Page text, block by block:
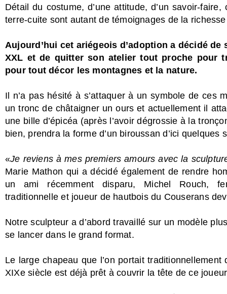
Détail du costume, d’une attitude, d’un savoir-
terre-cuite sont autant de témoignages de la
Aujourd’hui cet ariégeois d’adoption a décidé
XXL et de quitter son atelier tout proche pour
pour tout décor les montagnes et la nature.
Il n’a pas hésité à s’attaquer à un symbole de ces
un tronc de châtaigner un ours et actuellement il
une bille d’épicéa (après l’avoir dégrossie à la
bien, prendra la forme d’un biroussan d’ici quelques
«Je reviens à mes premiers amours avec la
Marie Mathon qui a décidé également de rendre
un ami récemment disparu, Michel Rouch,
traditionnelle et joueur de hautbois du Couserans
Notre sculpteur a d’abord travaillé sur un modèle
se lancer dans le grand format.
Le large chapeau que l’on portait
XIXe siècle est déjà prêt à couvrir la tête de ce